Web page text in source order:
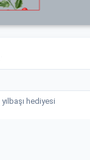
yılbaşı hediyesi